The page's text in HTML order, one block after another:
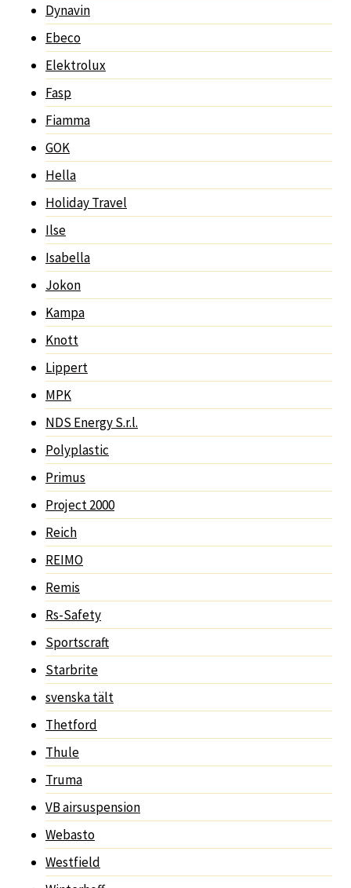
Dynavin
Ebeco
Elektrolux
Fasp
Fiamma
GOK
Hella
Holiday Travel
Ilse
Isabella
Jokon
Kampa
Knott
Lippert
MPK
NDS Energy S.r.l.
Polyplastic
Primus
Project 2000
Reich
REIMO
Remis
Rs-Safety
Sportscraft
Starbrite
svenska tält
Thetford
Thule
Truma
VB airsuspension
Webasto
Westfield